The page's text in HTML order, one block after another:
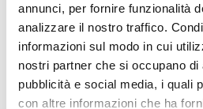
annunci, per fornire funzionalità
analizzare il nostro traffico.
informazioni sul modo in cui
nostri partner che si occupano di
pubblicità e social media, i quali
con altre informazioni che ha
Giu 1, 2025|News